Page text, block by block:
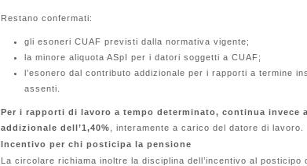
Restano confermati:
gli esoneri CUAF previsti dalla normativa vigente;
la minore aliquota ASpI per i datori soggetti a CUAF;
l’esonero dal contributo addizionale per i rapporti a termine
assenti.
Per i rapporti di lavoro a tempo determinato, continua invece
addizionale dell’1,40% , interamente a carico del datore di lavoro.
Incentivo per chi posticipa la pensione
La circolare richiama inoltre la disciplina dell’incentivo al posticipo